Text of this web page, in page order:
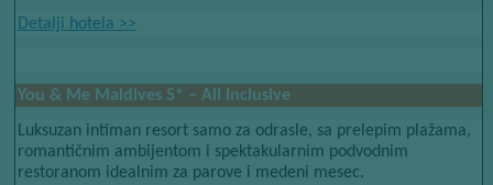
Detalji hotela​​ >>
You & Me Maldives​​ 5*​​ – All Inclusive
Luksuzan intiman resort samo za odrasle, sa prelepim plažama,
romantičnim ambijentom i spektakularnim podvodnim
restoranom idealnim za parove i medeni mesec.